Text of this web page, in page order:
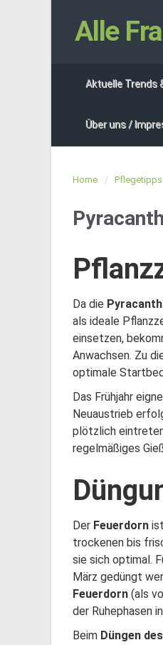
Alle
Aktuelle Trends
Über uns /
Home
Da die
als ideale
einsetzen,
Anwachsen. Zu
optimale
Das Frühjahr
Neuaustrieb
plötzlich
regelmäßiges
Der Feuerdorn
trockenen bis
sie sich optimal.
März gedüngt
Feuerdorn (als
der Ruhephasen
Beim Düngen